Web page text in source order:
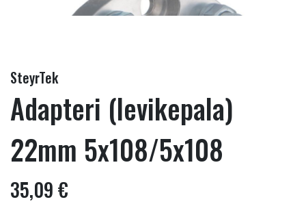
SteyrTek
Adapteri (levikepala)
22mm 5x108/5x108
35,09 €